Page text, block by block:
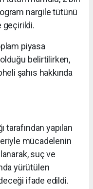
nargile tütünü
geçirildi.
piyasa
belirtilirken,
şahıs hakkında
tarafından yapılan
mücadelenin
suç ve
yürütülen
ifade edildi.